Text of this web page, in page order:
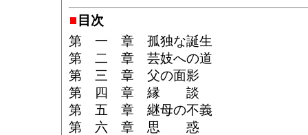
目次
第 一 章 孤独な誕生
第 二 章 芸妓への道
第 三 章 父の面影
第 四 章 縁 談
第 五 章 継母の不義
第 六 章 思 惑